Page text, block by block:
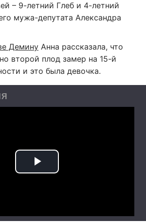
– 9-летний Глеб и 4-летний
мужа-депутата Александра
Демину Анна рассказала, что
второй плод замер на 15-й
и это была девочка.